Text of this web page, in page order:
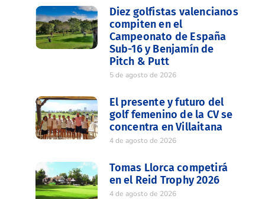
Diez golfistas valencianos
compiten en el
Campeonato de España
Sub-16 y Benjamín de
Pitch & Putt
5 de agosto de 2026
El presente y futuro del
golf femenino de la CV se
concentra en Villaitana
4 de agosto de 2026
Tomas Llorca competirá
en el Reid Trophy 2026
4 de agosto de 2026